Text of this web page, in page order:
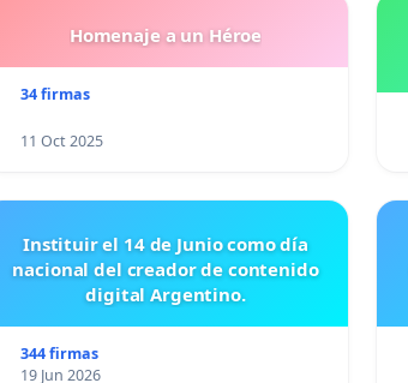
Homenaje a un Héroe
34 firmas
11 Oct 2025
Instituir el 14 de Junio como día
nacional del creador de contenido
digital Argentino.
344 firmas
19 Jun 2026